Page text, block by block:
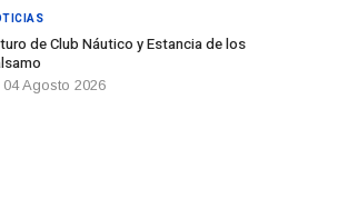
de Club Náutico y Estancia de los
04 Agosto 2026